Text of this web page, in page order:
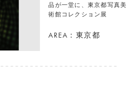
品が一堂に、東京都写真美
術館コレクション展
AREA：東京都